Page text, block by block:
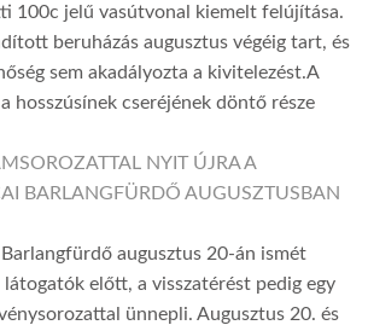
100c jelű vasútvonal kiemelt felújítása.
beruházás augusztus végéig tart, és
sem akadályozta a kivitelezést.A
hosszúsínek cseréjének döntő része
NYIT ÚJRA A
BARLANGFÜRDŐ AUGUSZTUSBAN
augusztus 20-án ismét
előtt, a visszatérést pedig egy
ünnepli. Augusztus 20. és